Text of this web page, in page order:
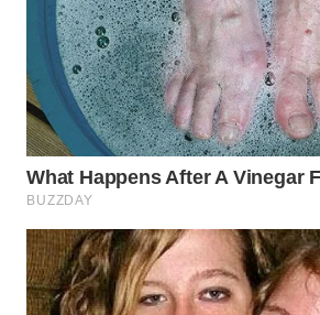
TAPANULI
SELATAN
WN
TANJUNG
LESUNG
WN
WN
SIMALUNGUN